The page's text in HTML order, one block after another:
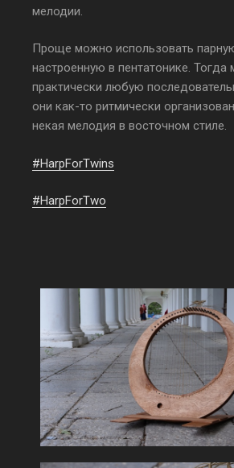
мелодии.
Проще можно использовать
настроенную в пентатонике. Тогда
практически любую
они как-то ритмически
некая мелодия в восточном стиле.
#HarpForTwins
#HarpForTwo